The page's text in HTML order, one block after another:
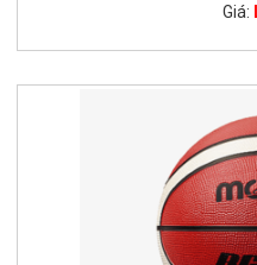
Giá: